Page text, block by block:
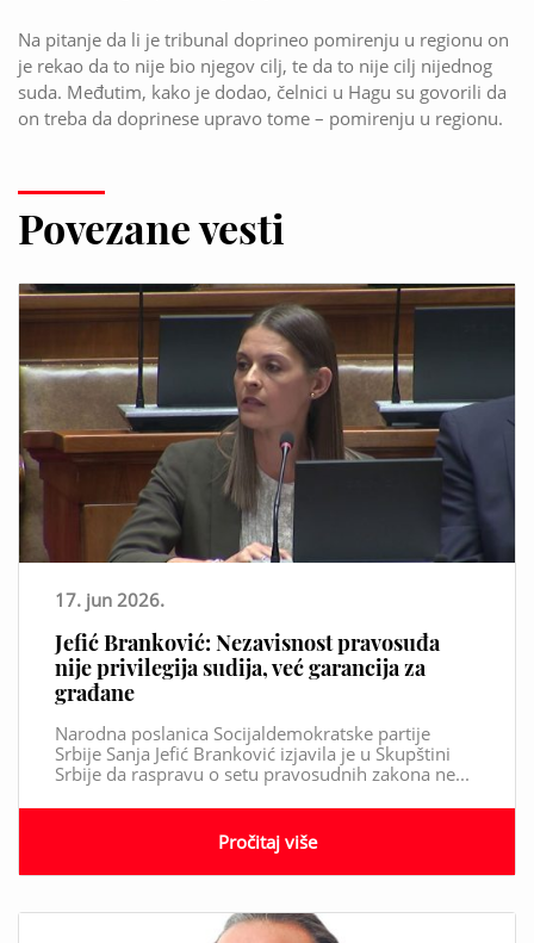
Na pitanje da li je tribunal doprineo pomirenju u regionu on
je rekao da to nije bio njegov cilj, te da to nije cilj nijednog
suda. Međutim, kako je dodao, čelnici u Hagu su govorili da
on treba da doprinese upravo tome – pomirenju u regionu.
Povezane vesti
17. jun 2026.
Jefić Branković: Nezavisnost pravosuđa
nije privilegija sudija, već garancija za
građane
Narodna poslanica Socijaldemokratske partije
Srbije Sanja Jefić Branković izjavila je u Skupštini
Srbije da raspravu o setu pravosudnih zakona ne...
Pročitaj više